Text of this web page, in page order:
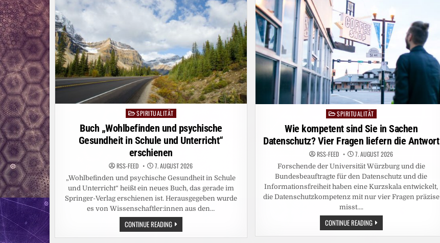
Posted
in
SPIRITUALITÄT
Buch „Wohlbefinden und psychische
Gesundheit in Schule und Unterricht“
erschienen
RSS-FEED 7. AUGUST 2026
„Wohlbefinden und psychische Gesundheit in Schule
und Unterricht“ heißt ein neues Buch, das gerade im
Springer-Verlag erschienen ist. Herausgegeben wurde
es von Wissenschaftler:innen aus den…
CONTINUE READINGBUCH
„WOHLBEFINDEN
UND
Posted
in
SPIRITUALITÄT
Wie kompetent sind Sie in Sachen
Datenschutz? Vier Fragen liefern die Antwort
RSS-FEED 7. AUGUST 2026
Forschende der Universität Würzburg und die
Bundesbeauftragte für den Datenschutz und die
Informationsfreiheit haben eine Kurzskala entwickelt,
die Datenschutzkompetenz mit nur vier Fragen präzise
misst….
CONTINUE READINGWIE
KOMPETENT
SIND